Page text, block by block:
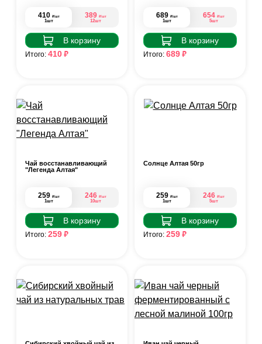
410 ₽/шт
1шт
389 ₽/шт
12шт
В корзину
Итого: 410₽
689 ₽/шт
1шт
654 ₽/шт
5шт
В корзину
Итого: 689₽
Чай восстанавливающий
"Легенда Алтая"
259 ₽/шт
1шт
246 ₽/шт
10шт
В корзину
Итого: 259₽
Солнце Алтая 50гр
259 ₽/шт
1шт
246 ₽/шт
5шт
В корзину
Итого: 259₽